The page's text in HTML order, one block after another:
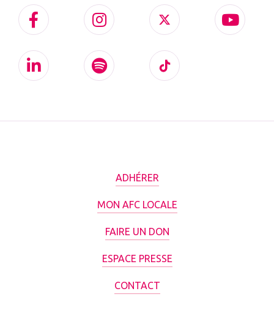
ADHÉRER
MON AFC LOCALE
FAIRE UN DON
ESPACE PRESSE
CONTACT